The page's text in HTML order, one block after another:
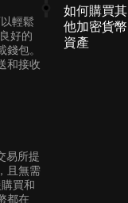
輕鬆
好的
包。
和接收
易所提
且無需
買和
都在
如何購買其
他加密貨幣
資產